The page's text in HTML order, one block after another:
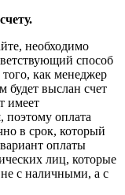
необходимо
способ
как менеджер
будет выслан счет
имеет
поэтому оплата
в срок, который
оплаты
лиц, которые
с наличными, а с